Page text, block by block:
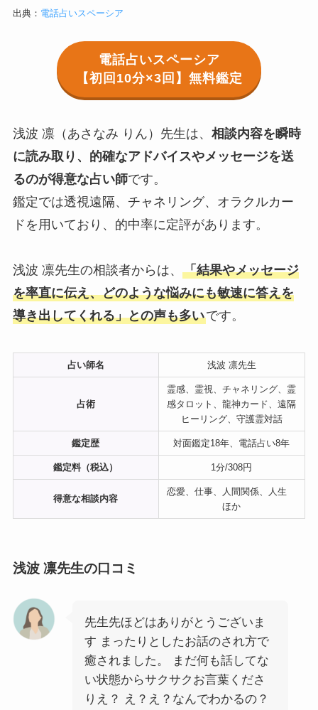
出典： 電話占いスペーシア
電話占いスペーシア
【初回10分×3回】無料鑑定
浅波 凛（あさなみ りん）先生は、 相談内容を瞬時
に読み取り、的確なアドバイスやメッセージを送
るのが得意な占い師です。
鑑定では透視遠隔、チャネリング、オラクルカー
ドを用いており、的中率に定評があります。
浅波 凛先生の相談者からは、 「結果やメッセージ
を率直に伝え、どのような悩みにも敏速に答えを
導き出してくれる」との声も多いです。
占い師名 浅波 凛先生
占術
霊感、霊視、チャネリング、霊
感タロット、龍神カード、遠隔
ヒーリング、守護霊対話
鑑定歴 対面鑑定18年、電話占い8年
鑑定料（税込） 1分/308円
得意な相談内容
恋愛、仕事、人間関係、人生
ほか
浅波 凛先生の口コミ
先生先ほどはありがとうございま
す まったりとしたお話のされ方で
癒されました。 まだ何も話してな
い状態からサクサクお言葉くださ
りえ？ え？え？なんでわかるの？